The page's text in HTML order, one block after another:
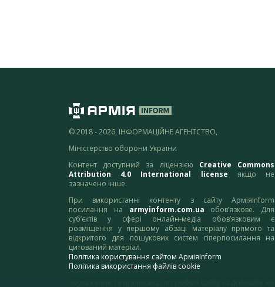
© 2018 - 2026, ІНФОРМАЦІЙНЕ АГЕНТСТВО,
Міністерство оборони України
Контент доступний за ліцензією Creative Commons
Attribution 4.0 International license якщо не
зазначено інше.
При використанні контенту з сайту АрміяInform
посилання на armyinform.com.ua обов’язкове. Для
суб’єктів у сфері онлайн-медіа обов’язковим є
розміщення у першому абзаці матеріалу прямого та
відкритого для пошукових систем гіперпосилання на
цитований матеріал.
Політика користування сайтом АрміяInform
Політика використання файлів cookie